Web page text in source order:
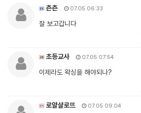
츤츤 07.05 06:33
잘 보고갑니다
초등교사 07.05 07:54
이제라도 왁싱을 해야되나?
로얄샬로뜨 07.05 09:04